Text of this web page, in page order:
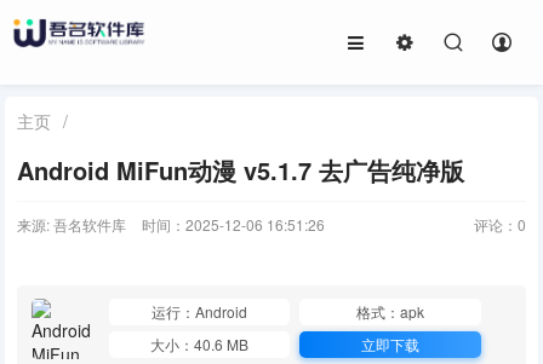
主页 /
Android MiFun动漫 v5.1.7 去广告纯净版
来源: 吾名软件库 时间：2025-12-06 16:51:26 评论： 0
运行：Android
格式：apk
大小：40.6 MB
立即下载